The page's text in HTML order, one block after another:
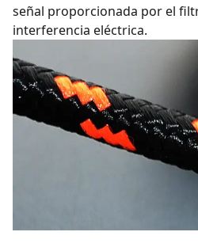
señal proporcionada por el
interferencia eléctrica.